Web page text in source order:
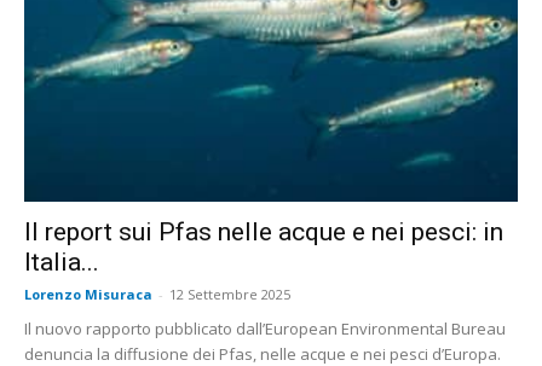
Il report sui Pfas nelle acque e nei pesci: in
Italia...
Lorenzo Misuraca - 12 Settembre 2025
Il nuovo rapporto pubblicato dall’European Environmental Bureau
denuncia la diffusione dei Pfas, nelle acque e nei pesci d’Europa.